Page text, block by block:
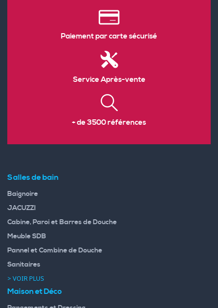
Paiement par carte sécurisé
Service Après-vente
+ de 3500 références
Salles de bain
Baignoire
JACUZZI
Cabine, Paroi et Barres de Douche
Meuble SDB
Pannel et Combine de Douche
Sanitaires
> VOIR PLUS
Maison et Déco